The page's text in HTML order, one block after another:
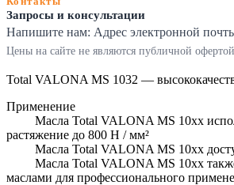
Запросы и консультации
Напишите нам: Адрес электронной
Цены на сайте не являются публичной
Total VALONA MS 1032 —
Применение
Масла Total VALONA MS 10хх
растяжение до 800 Н / мм²
Масла Total VALONA MS 10хх
Масла Total VALONA MS 10хх также
маслами для профессионального